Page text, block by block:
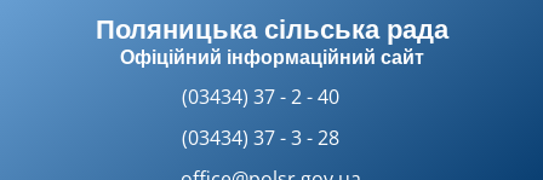
Поляницька сільська рада
Офіційний інформаційний сайт
(03434) 37 - 2 - 40
(03434) 37 - 3 - 28